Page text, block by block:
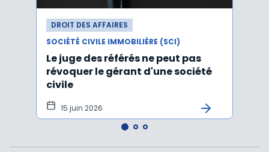
DROIT DES AFFAIRES
SOCIÉTÉ CIVILE IMMOBILIÈRE (SCI)
Le juge des référés ne peut pas
révoquer le gérant d'une société
civile
15 juin 2026